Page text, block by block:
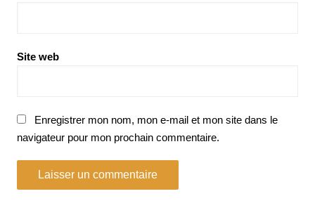
Site web
Enregistrer mon nom, mon e-mail et mon site dans le
navigateur pour mon prochain commentaire.